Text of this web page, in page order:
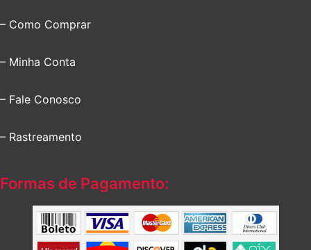
– Como Comprar
– Minha Conta
– Fale Conosco
– Rastreamento
Formas de Pagamento: